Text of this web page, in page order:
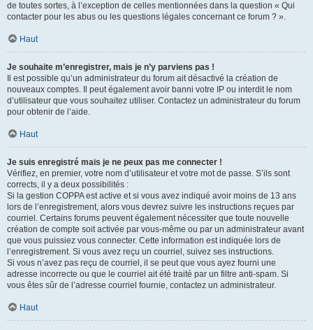
de toutes sortes, à l’exception de celles mentionnées dans la question « Qui
contacter pour les abus ou les questions légales concernant ce forum ? ».
Haut
Je souhaite m’enregistrer, mais je n’y parviens pas !
Il est possible qu’un administrateur du forum ait désactivé la création de
nouveaux comptes. Il peut également avoir banni votre IP ou interdit le nom
d’utilisateur que vous souhaitez utiliser. Contactez un administrateur du forum
pour obtenir de l’aide.
Haut
Je suis enregistré mais je ne peux pas me connecter !
Vérifiez, en premier, votre nom d’utilisateur et votre mot de passe. S’ils sont
corrects, il y a deux possibilités :
Si la gestion COPPA est active et si vous avez indiqué avoir moins de 13 ans
lors de l’enregistrement, alors vous devrez suivre les instructions reçues par
courriel. Certains forums peuvent également nécessiter que toute nouvelle
création de compte soit activée par vous-même ou par un administrateur avant
que vous puissiez vous connecter. Cette information est indiquée lors de
l’enregistrement. Si vous avez reçu un courriel, suivez ses instructions.
Si vous n’avez pas reçu de courriel, il se peut que vous ayez fourni une
adresse incorrecte ou que le courriel ait été traité par un filtre anti-spam. Si
vous êtes sûr de l’adresse courriel fournie, contactez un administrateur.
Haut